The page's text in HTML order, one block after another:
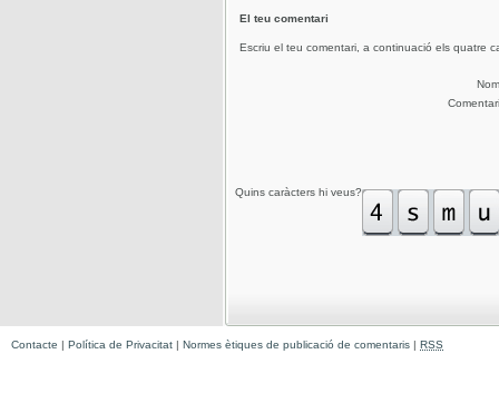
El teu comentari
Escriu el teu comentari, a continuació els quatre
Nom
Comentari
Quins caràcters hi veus?
Contacte | Política de Privacitat | Normes ètiques de publicació de comentaris | RSS